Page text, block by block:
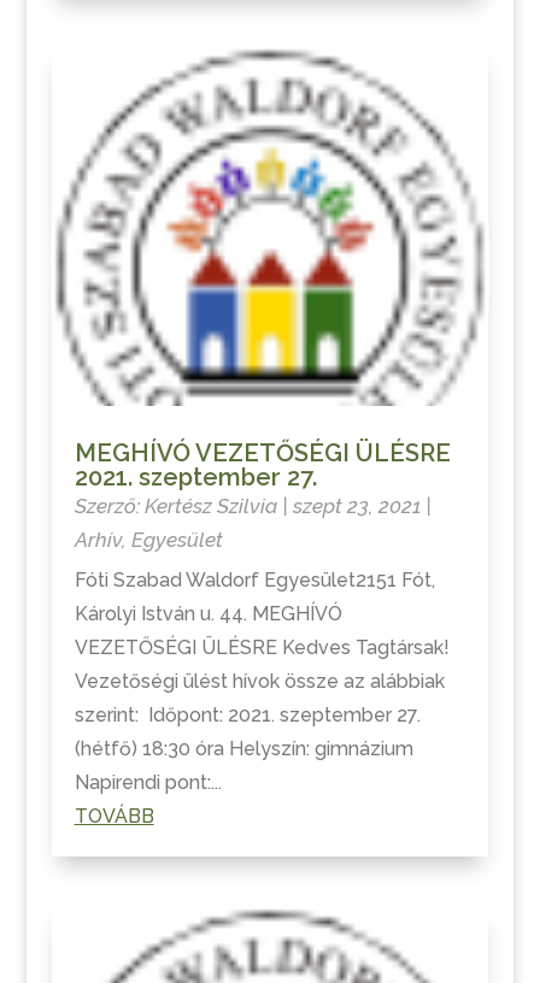
MEGHÍVÓ VEZETŐSÉGI ÜLÉSRE
2021. szeptember 27.
Szerző: Kertész Szilvia| szept 23, 2021 |
Arhív, Egyesület
Fóti Szabad Waldorf Egyesület2151 Fót,
Károlyi István u. 44. MEGHÍVÓ
VEZETŐSÉGI ÜLÉSRE Kedves Tagtársak!
Vezetőségi ülést hívok össze az alábbiak
szerint: Időpont: 2021. szeptember 27.
(hétfő) 18:30 óra Helyszín: gimnázium
Napirendi pont:...
TOVÁBB